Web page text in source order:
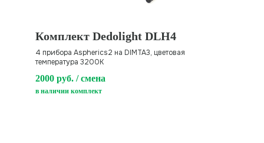
Комплект Dedolight DLH4
4 прибора Aspherics2 на DIMTA3, цветовая
температура 3200К
2000 руб. / смена
в наличии комплект